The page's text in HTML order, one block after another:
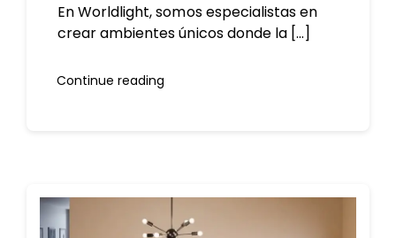
En Worldlight, somos especialistas en
crear ambientes únicos donde la [...]
Continue reading